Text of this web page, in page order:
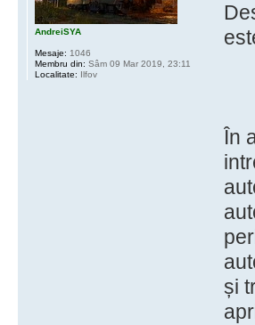
În
și
AndreiSYA
Mesaje: 1046
Membru din: Sâm 09 Mar 2019, 23:11
Localitate: Ilfov